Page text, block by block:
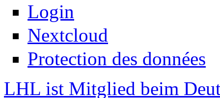
Login
Nextcloud
Protection des données
LHL ist Mitglied beim